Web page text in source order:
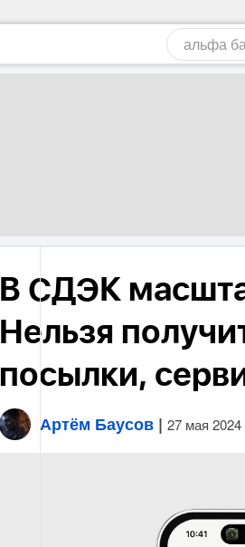
В СДЭК
Нельзя
посылки,
Артём Баусов | 27 мая 2024